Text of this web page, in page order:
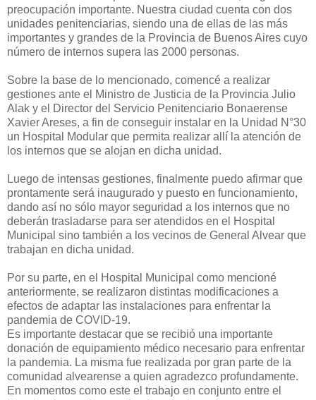
preocupación importante. Nuestra ciudad cuenta con dos
unidades penitenciarias, siendo una de ellas de las más
importantes y grandes de la Provincia de Buenos Aires cuyo
número de internos supera las 2000 personas.
Sobre la base de lo mencionado, comencé a realizar
gestiones ante el Ministro de Justicia de la Provincia Julio
Alak y el Director del Servicio Penitenciario Bonaerense
Xavier Areses, a fin de conseguir instalar en la Unidad N°30
un Hospital Modular que permita realizar allí la atención de
los internos que se alojan en dicha unidad.
Luego de intensas gestiones, finalmente puedo afirmar que
prontamente será inaugurado y puesto en funcionamiento,
dando así no sólo mayor seguridad a los internos que no
deberán trasladarse para ser atendidos en el Hospital
Municipal sino también a los vecinos de General Alvear que
trabajan en dicha unidad.
Por su parte, en el Hospital Municipal como mencioné
anteriormente, se realizaron distintas modificaciones a
efectos de adaptar las instalaciones para enfrentar la
pandemia de COVID-19.
Es importante destacar que se recibió una importante
donación de equipamiento médico necesario para enfrentar
la pandemia. La misma fue realizada por gran parte de la
comunidad alvearense a quien agradezco profundamente.
En momentos como este el trabajo en conjunto entre el